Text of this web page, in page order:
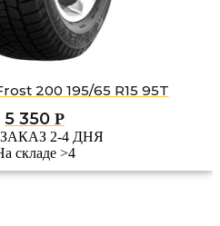
200 195/65 R15 95T
5 350 Р
2-4 ДНЯ
складе >4